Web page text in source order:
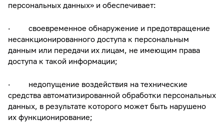
персональных данных» и обеспечивает:
· своевременное обнаружение и предотвращение
несанкционированного доступа к персональным
данным или передачи их лицам, не имеющим права
доступа к такой информации;
· недопущение воздействия на технические
средства автоматизированной обработки персональных
данных, в результате которого может быть нарушено
их функционирование;